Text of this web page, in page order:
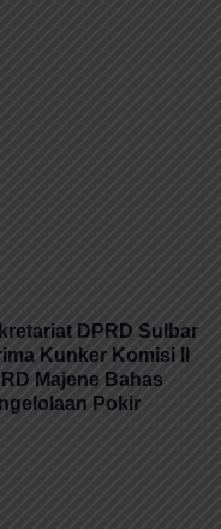
DPRD Sulbar
Kunker Komisi II
Majene Bahas
Pokir